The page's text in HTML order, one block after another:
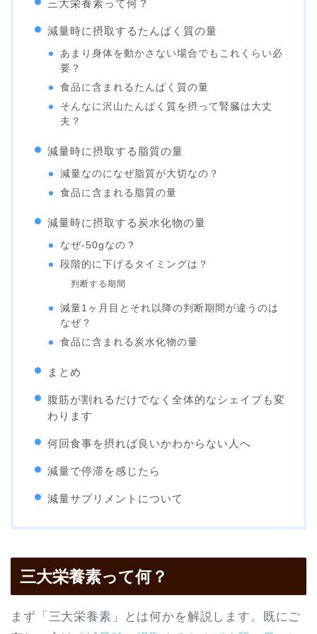
三大栄養素って何？
減量時に摂取するたんぱく質の量
あまり身体を動かさない場合でもこれくらい必
要？
食品に含まれるたんぱく質の量
そんなに沢山たんぱく質を摂って腎臓は大丈
夫？
減量時に摂取する脂質の量
減量なのになぜ脂質が大切なの？
食品に含まれる脂質の量
減量時に摂取する炭水化物の量
なぜ-50gなの？
段階的に下げるタイミングは？
判断する期間
減量1ヶ月目とそれ以降の判断期間が違うのは
なぜ？
食品に含まれる炭水化物の量
まとめ
腹筋が割れるだけでなく全体的なシェイプも変
わります
何回食事を摂れば良いかわからない人へ
減量で停滞を感じたら
減量サプリメントについて
三大栄養素って何？
まず「三大栄養素」とは何かを解説します。既にご